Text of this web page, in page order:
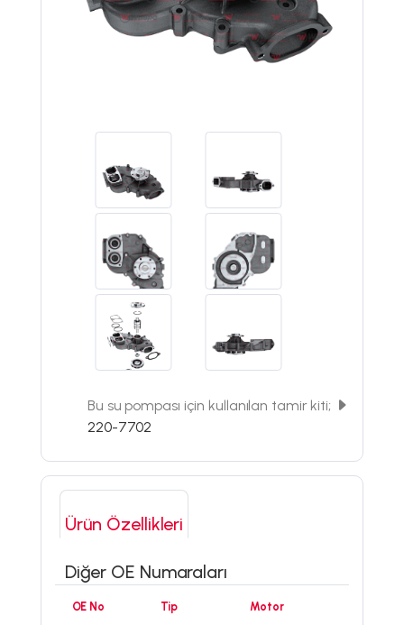
Bu su pompası için kullanılan tamir kiti;
220-7702
Ürün Özellikleri
Diğer OE Numaraları
OE No Tip Motor